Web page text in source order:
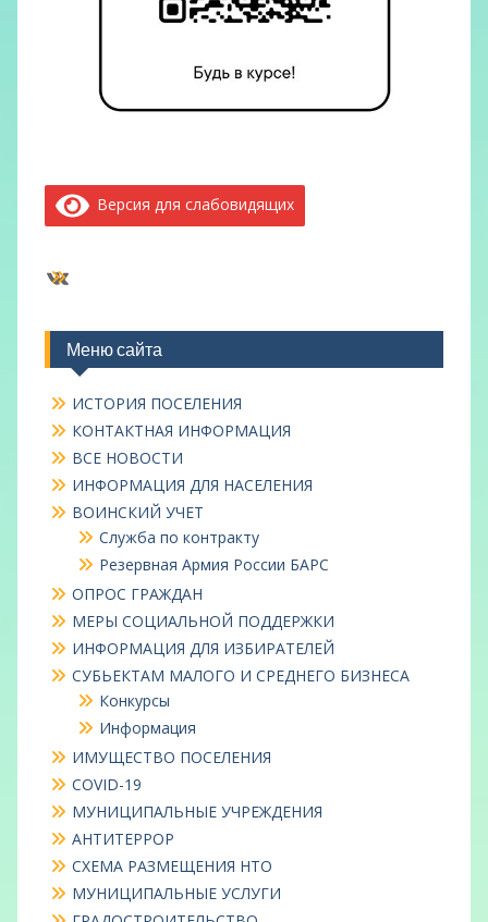
Версия для слабовидящих
ВКонтакте
Меню сайта
ИСТОРИЯ ПОСЕЛЕНИЯ
КОНТАКТНАЯ ИНФОРМАЦИЯ
ВСЕ НОВОСТИ
ИНФОРМАЦИЯ ДЛЯ НАСЕЛЕНИЯ
ВОИНСКИЙ УЧЕТ
Служба по контракту
Резервная Армия России БАРС
ОПРОС ГРАЖДАН
МЕРЫ СОЦИАЛЬНОЙ ПОДДЕРЖКИ
ИНФОРМАЦИЯ ДЛЯ ИЗБИРАТЕЛЕЙ
СУБЬЕКТАМ МАЛОГО И СРЕДНЕГО БИЗНЕСА
Конкурсы
Информация
ИМУЩЕСТВО ПОСЕЛЕНИЯ
COVID-19
МУНИЦИПАЛЬНЫЕ УЧРЕЖДЕНИЯ
АНТИТЕРРОР
СХЕМА РАЗМЕЩЕНИЯ НТО
МУНИЦИПАЛЬНЫЕ УСЛУГИ